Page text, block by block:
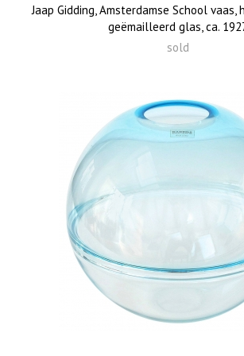
Jaap Gidding, Amsterdamse School vaas,
geëmailleerd glas, ca.
sold